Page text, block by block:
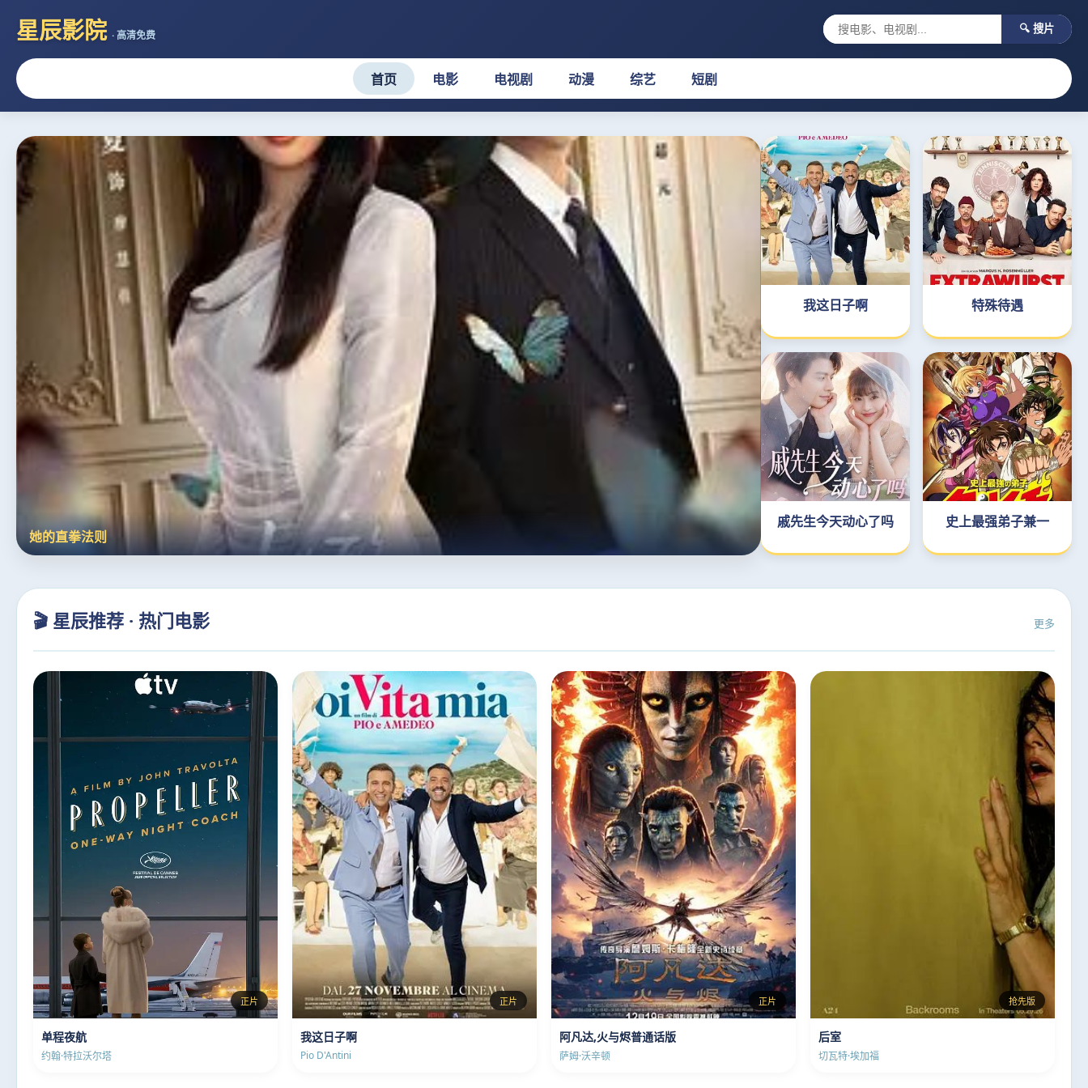
星辰影院 · 高清免费 🔍 搜片
首页 电影 电视剧 动漫 综艺 短剧
她的直拳法则
我这日子啊 特殊待遇
戚先生今天动心了吗 史上最强弟子兼一
🎬 星辰推荐 · 热门电影 更多
正片
单程夜航
约翰·特拉沃尔塔
正片
我这日子啊
Pio D'Antini
正片
阿凡达,火与烬普通话版
萨姆·沃辛顿
抢先版
后室
切瓦特·埃加福